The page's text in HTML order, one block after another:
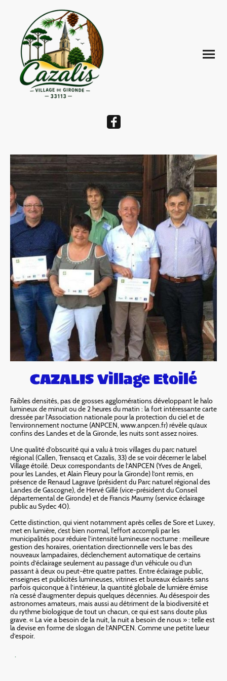
CAZALIS Village Etoilé
Faibles densités, pas de grosses agglomérations développant le halo
lumineux de minuit ou de 2 heures du matin : la fort intéressante carte
dressée par l’Association nationale pour la protection du ciel et de
l’environnement nocturne (ANPCEN, www.anpcen.fr) révèle qu’aux
confins des Landes et de la Gironde, les nuits sont assez noires.
Une qualité d’obscurité qui a valu à trois villages du parc naturel
régional (Callen, Trensacq et Cazalis, 33) de se voir décerner le label
Village étoilé. Deux correspondants de l’ANPCEN (Yves de Angeli,
pour les Landes, et Alain Fleury pour la Gironde) l’ont remis, en
présence de Renaud Lagrave (président du Parc naturel régional des
Landes de Gascogne), de Hervé Gillé (vice-président du Conseil
départemental de Gironde) et de Francis Maumy (service éclairage
public au Sydec 40).
Cette distinction, qui vient notamment après celles de Sore et Luxey,
met en lumière, c’est bien normal, l’effort accompli par les
municipalités pour réduire l’intensité lumineuse nocturne : meilleure
gestion des horaires, orientation directionnelle vers le bas des
nouveaux lampadaires, déclenchement automatique de certains
points d’éclairage seulement au passage d’un véhicule ou d’un
passant à deux ou peut-être quatre pattes. Entre éclairage public,
enseignes et publicités lumineuses, vitrines et bureaux éclairés sans
parfois quiconque à l’intérieur, la quantité globale de lumière émise
n’a cessé d’augmenter depuis quelques décennies. Au désespoir des
astronomes amateurs, mais aussi au détriment de la biodiversité et
du rythme biologique de tout un chacun, ce qui est sans doute plus
grave. « La vie a besoin de la nuit, la nuit a besoin de nous » : telle est
la devise en forme de slogan de l’ANPCEN. Comme une petite lueur
d’espoir.